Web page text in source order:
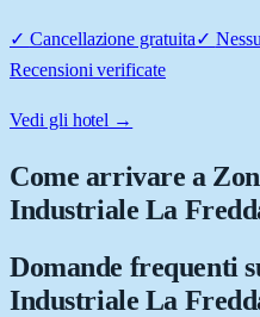
✓ Cancellazione gratuita✓
Recensioni verificate
Vedi gli hotel →
Come arrivare a
Industriale La
Domande frequenti
Industriale La